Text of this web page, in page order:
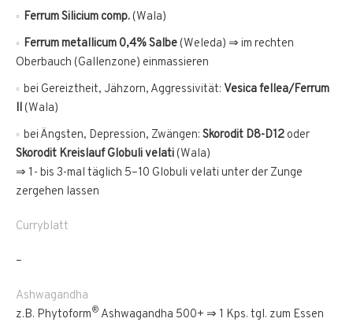
Ferrum Silicium comp.(Wala)
Ferrum metallicum 0,4% Salbe(Weleda) ⇒ im rechten
Oberbauch (Gallenzone) einmassieren
bei Gereiztheit, Jähzorn, Aggressivität: Vesica fellea/Ferrum
II(Wala)
bei Ängsten, Depression, Zwängen: Skorodit D8-D12 oder
Skorodit Kreislauf Globuli velati(Wala)
⇒ 1- bis 3-mal täglich 5–10 Globuli velati unter der Zunge
zergehen lassen
Curryblatt
–
Ashwagandha
z.B. Phytoform® Ashwagandha 500+ ⇒ 1 Kps. tgl. zum Essen